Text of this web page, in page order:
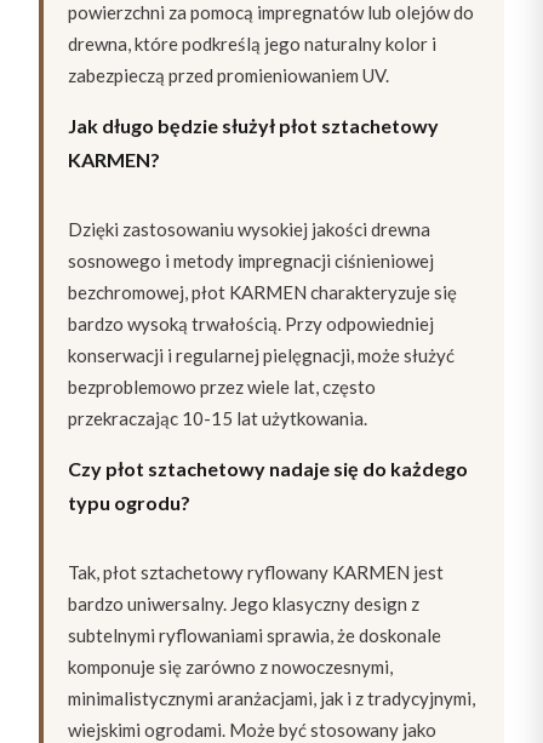
powierzchni za pomocą impregnatów lub olejów do
drewna, które podkreślą jego naturalny kolor i
zabezpieczą przed promieniowaniem UV.
Jak długo będzie służył płot sztachetowy
KARMEN?
Dzięki zastosowaniu wysokiej jakości drewna
sosnowego i metody impregnacji ciśnieniowej
bezchromowej, płot KARMEN charakteryzuje się
bardzo wysoką trwałością. Przy odpowiedniej
konserwacji i regularnej pielęgnacji, może służyć
bezproblemowo przez wiele lat, często
przekraczając 10-15 lat użytkowania.
Czy płot sztachetowy nadaje się do każdego
typu ogrodu?
Tak, płot sztachetowy ryflowany KARMEN jest
bardzo uniwersalny. Jego klasyczny design z
subtelnymi ryflowaniami sprawia, że doskonale
komponuje się zarówno z nowoczesnymi,
minimalistycznymi aranżacjami, jak i z tradycyjnymi,
wiejskimi ogrodami. Może być stosowany jako